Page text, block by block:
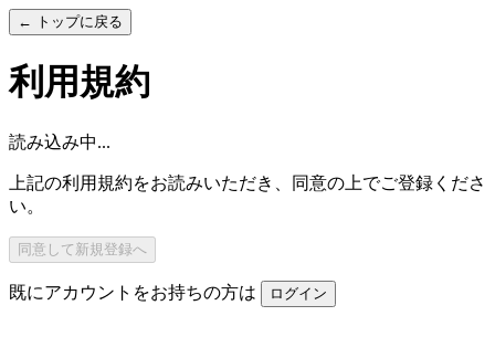
← トップに戻る
利用規約
読み込み中...
上記の利用規約をお読みいただき、同意の上でご登録くださ
い。
同意して新規登録へ
既にアカウントをお持ちの方は ログイン